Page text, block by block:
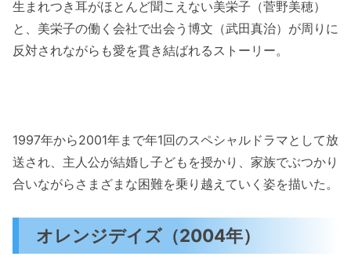
生まれつき耳がほとんど聞こえない美栄子（菅野美穂）
と、美栄子の働く会社で出会う博文（武田真治）が周りに
反対されながらも愛を貫き結ばれるストーリー。
1997年から2001年まで年1回のスペシャルドラマとして放
送され、主人公が結婚し子どもを授かり、家族でぶつかり
合いながらさまざまな困難を乗り越えていく姿を描いた。
オレンジデイズ（2004年）